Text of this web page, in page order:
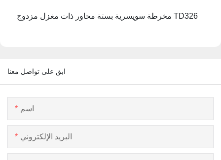
مخرطة سويسرية بستة محاور ذات مغزل مزدوج TD326
ابق على تواصل معنا
اسم
البريد الإلكتروني